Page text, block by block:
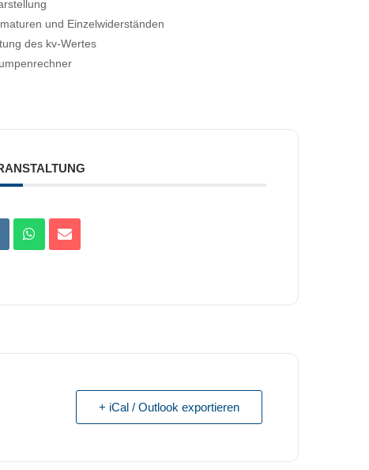
und Einzelwiderständen
des kv-Wertes
+ iCal / Outlook exportieren